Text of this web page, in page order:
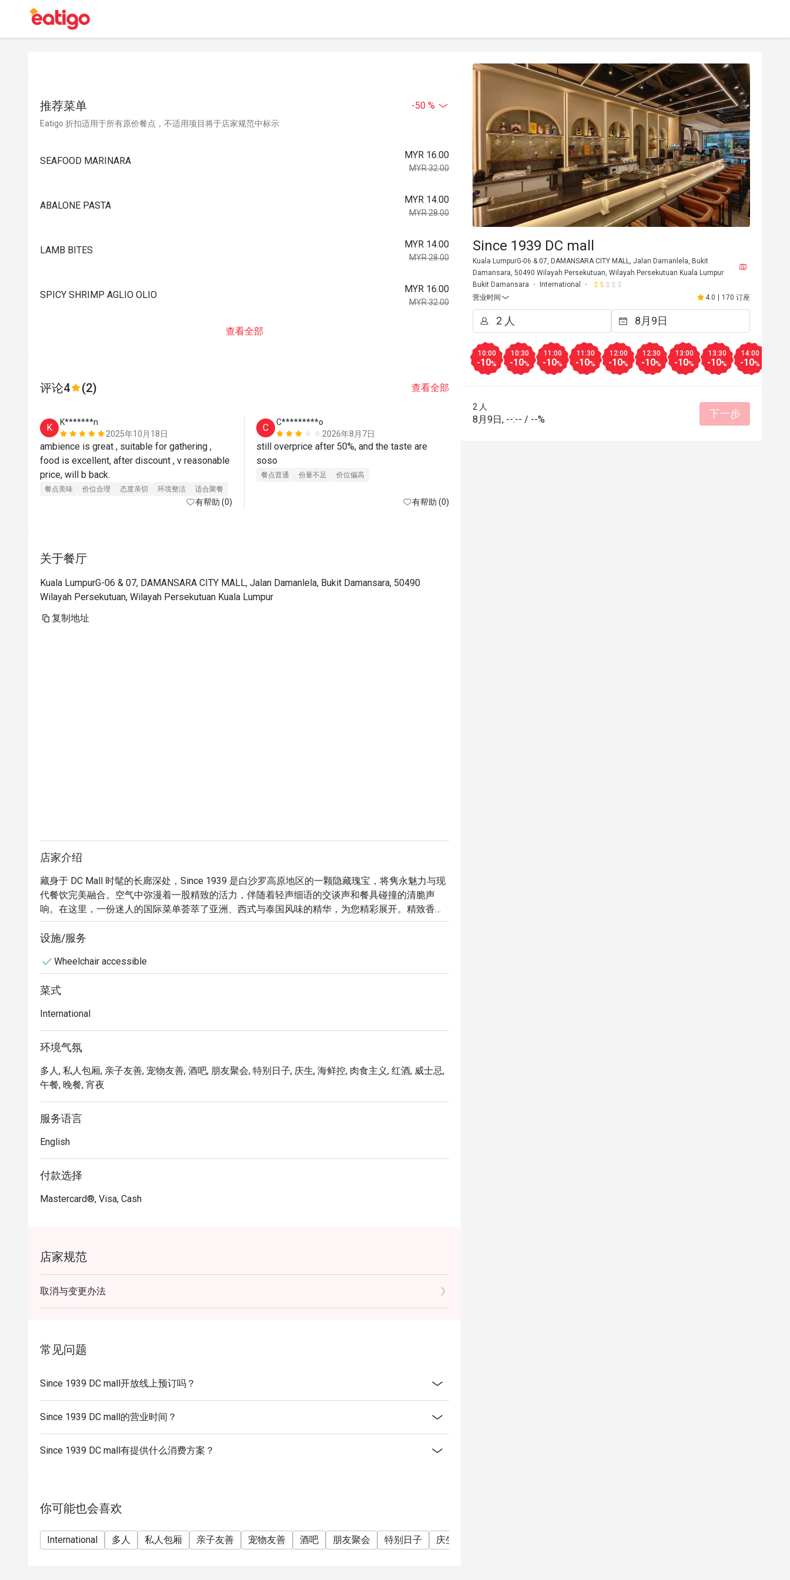
推荐菜单 -50 %
Eatigo 折扣适用于所有原价餐点，不适用项目将于店家规范中标示
SEAFOOD MARINARA
MYR 16.00
MYR 32.00
ABALONE PASTA
MYR 14.00
MYR 28.00
LAMB BITES
MYR 14.00
MYR 28.00
SPICY SHRIMP AGLIO OLIO
MYR 16.00
MYR 32.00
查看全部
评论4 (2) 查看全部
K
K*******n
2025年10月18日
ambience is great , suitable for gathering ,
food is excellent, after discount , v reasonable
price, will b back.
餐点美味 价位合理 态度亲切 环境整洁 适合聚餐
有帮助 (0)
C
C*********o
2026年8月7日
still overprice after 50%, and the taste are
soso
餐点普通 份量不足 价位偏高
有帮助 (0)
关于餐厅
Kuala LumpurG-06 & 07, DAMANSARA CITY MALL, Jalan Damanlela, Bukit Damansara, 50490
Wilayah Persekutuan, Wilayah Persekutuan Kuala Lumpur
复制地址
店家介绍
藏身于 DC Mall 时髦的长廊深处，Since 1939 是白沙罗高原地区的一颗隐藏瑰宝，将隽永魅力与现
代餐饮完美融合。空气中弥漫着一股精致的活力，伴随着轻声细语的交谈声和餐具碰撞的清脆声
响。在这里，一份迷人的国际菜单荟萃了亚洲、西式与泰国风味的精华，为您精彩展开。精致香料
与完美烧烤料理的香气扑鼻而来，预告着一场既熟悉又充满惊喜的体验，使其成为该地区不容错过
的餐厅。
无论是寻求一顿快速的晚餐，或享受一个悠闲的夜晚，这里的独特之处都将让您难以忘怀：
来一趟愉悦的旅程。整体氛围在精致与温馨之间取得了完美平衡，优雅的环境让人不自觉地放松下
来，享受与彼此的连结。正是这种精致国际风味与温暖待客之道的巧妙结合，将一顿简单的餐点，
🍽️ 精选推荐
・Hainanese Chicken Chop | 香酥金黄的鸡腿排，淋上豌豆与洋葱熬煮的经典咸香酱汁。
・Nasi Lemak with Ayam Berempah | 馥郁的椰浆饭，搭配风味十足的香料炸鸡与各式传统佐料。
・Curry Laksa | 浓郁香滑的椰奶咖喱汤头，搭配面条、鲜虾、豆卜和血蛤。
🥤 招牌饮品
・Teh Tarik | 马来西亚代表性的“手拉”奶茶，口感绵密、奶香丝滑、甜而不腻。
⭐ Google 评分：4.8 分（来自 103 则评论）
适合品味雅致的浪漫约会、专业体面的商务午餐，或与朋友欢聚的庆祝晚宴。
设施/服务
Wheelchair accessible
菜式
International
环境气氛
多人, 私人包厢, 亲子友善, 宠物友善, 酒吧, 朋友聚会, 特别日子, 庆生, 海鲜控, 肉食主义, 红酒, 威士忌,
午餐, 晚餐, 宵夜
服务语言
English
付款选择
Mastercard®, Visa, Cash
店家规范
取消与变更办法
常见问题
Since 1939 DC mall开放线上预订吗？
Since 1939 DC mall的营业时间？
Since 1939 DC mall有提供什么消费方案？
你可能也会喜欢
International 多人 私人包厢 亲子友善 宠物友善 酒吧 朋友聚会 特别日子 庆生
Since 1939 DC mall
Kuala LumpurG-06 & 07, DAMANSARA CITY MALL, Jalan Damanlela, Bukit
Damansara, 50490 Wilayah Persekutuan, Wilayah Persekutuan Kuala Lumpur
Bukit Damansara
International
营业时间
4.0 | 170 订座
10:00
-10%
10:30
-10%
11:00
-10%
11:30
-10%
12:00
-10%
12:30
-10%
13:00
-10%
13:30
-10%
14:00
-10%
2 人
8月9日, --:-- / --% 下一步